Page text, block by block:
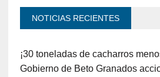
NOTICIAS RECIENTES
¡30 toneladas de cacharros
Gobierno de Beto Granados